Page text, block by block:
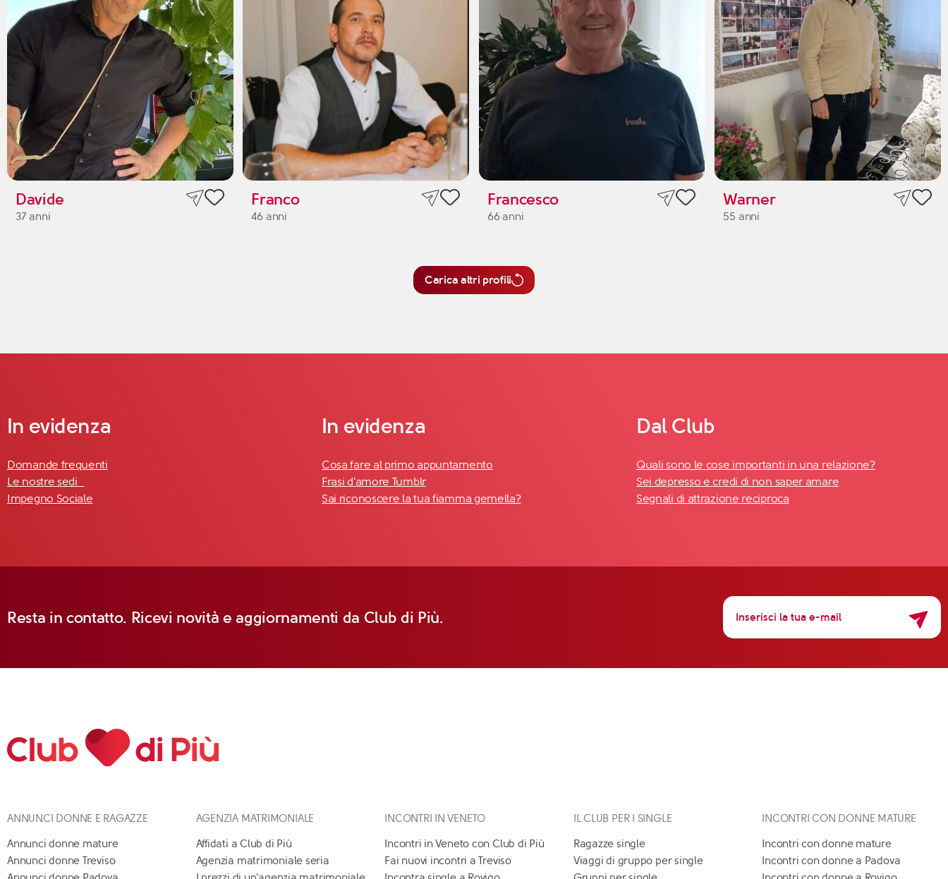
Davide
37 anni
Franco
46 anni
Francesco
66 anni
Warner
55 anni
Carica altri profili
In evidenza
Domande frequenti
Le nostre sedi
Impegno Sociale
In evidenza
Cosa fare al primo appuntamento
Frasi d'amore Tumblr
Sai riconoscere la tua fiamma gemella?
Dal Club
Quali sono le cose importanti in una relazione?
Sei depresso e credi di non saper amare
Segnali di attrazione reciproca
Resta in contatto. Ricevi novità e aggiornamenti da Club di Più.
ANNUNCI DONNE E RAGAZZE
Annunci donne mature
Annunci donne Treviso
AGENZIA MATRIMONIALE
Affidati a Club di Più
Agenzia matrimoniale seria
INCONTRI IN VENETO
Incontri in Veneto con Club di Più
Fai nuovi incontri a Treviso
IL CLUB PER I SINGLE
Ragazze single
Viaggi di gruppo per single
INCONTRI CON DONNE MATURE
Incontri con donne mature
Incontri con donne a Padova